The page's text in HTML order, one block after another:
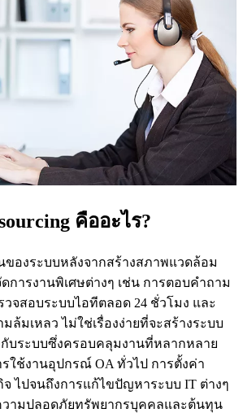
คืออะไร?
องระบบหลังจากสร้างสภาพแวดล้อม
การงานพิเศษต่างๆ เช่น การตอบคำถาม
วจสอบระบบไอทีตลอด 24 ชั่วโมง และ
ล้มเหลว ไม่ใช่เรื่องง่ายที่จะสร้างระบบ
บระบบซึ่งครอบคลุมงานที่หลากหลาย
ใช้งานอุปกรณ์ OA ทั่วไป การตั้งค่า
ไปจนถึงการแก้ไขปัญหาระบบ IT ต่างๆ
วามปลอดภัยทรัพยากรบุคคลและต้นทุน